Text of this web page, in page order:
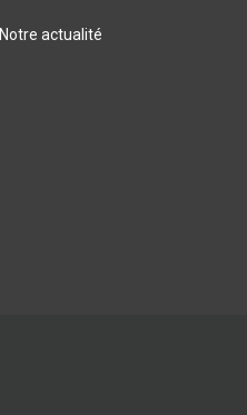
Notre actualité